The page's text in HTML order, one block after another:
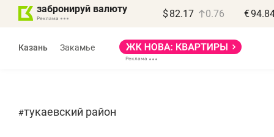
забронируй валюту $ 82.17 0.76 €
Казань Закамье
#тукаевский район